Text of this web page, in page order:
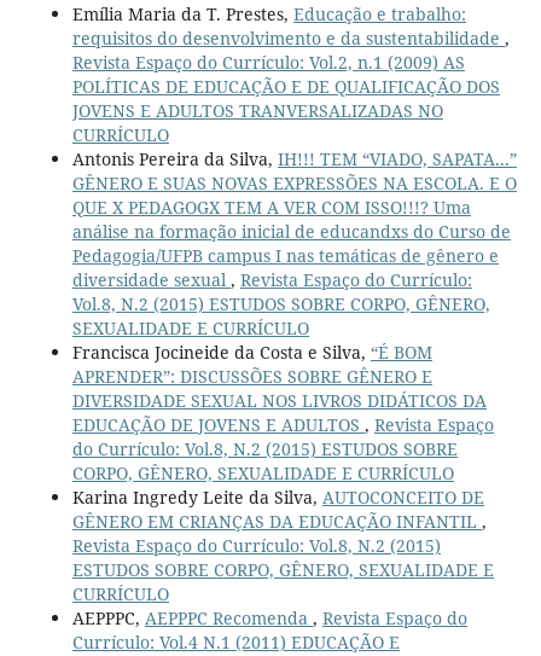
Emília Maria da T. Prestes, Educação e trabalho:
requisitos do desenvolvimento e da sustentabilidade ,
Revista Espaço do Currículo: Vol.2, n.1 (2009) AS
POLÍTICAS DE EDUCAÇÃO E DE QUALIFICAÇÃO DOS
JOVENS E ADULTOS TRANVERSALIZADAS NO
CURRÍCULO
Antonis Pereira da Silva, IH!!! TEM “VIADO, SAPATA...”
GÊNERO E SUAS NOVAS EXPRESSÕES NA ESCOLA. E O
QUE X PEDAGOGX TEM A VER COM ISSO!!!? Uma
análise na formação inicial de educandxs do Curso de
Pedagogia/UFPB campus I nas temáticas de gênero e
diversidade sexual , Revista Espaço do Currículo:
Vol.8, N.2 (2015) ESTUDOS SOBRE CORPO, GÊNERO,
SEXUALIDADE E CURRÍCULO
Francisca Jocineide da Costa e Silva, “É BOM
APRENDER”: DISCUSSÕES SOBRE GÊNERO E
DIVERSIDADE SEXUAL NOS LIVROS DIDÁTICOS DA
EDUCAÇÃO DE JOVENS E ADULTOS , Revista Espaço
do Currículo: Vol.8, N.2 (2015) ESTUDOS SOBRE
CORPO, GÊNERO, SEXUALIDADE E CURRÍCULO
Karina Ingredy Leite da Silva, AUTOCONCEITO DE
GÊNERO EM CRIANÇAS DA EDUCAÇÃO INFANTIL ,
Revista Espaço do Currículo: Vol.8, N.2 (2015)
ESTUDOS SOBRE CORPO, GÊNERO, SEXUALIDADE E
CURRÍCULO
AEPPPC, AEPPPC Recomenda , Revista Espaço do
Currículo: Vol.4 N.1 (2011) EDUCAÇÃO E